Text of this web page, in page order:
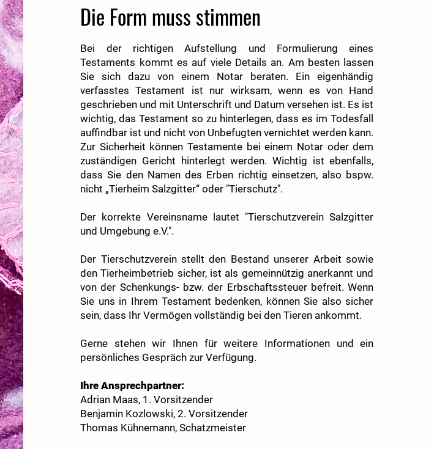
Die Form muss stimmen
Bei der richtigen Aufstellung und Formulierung eines
Testaments kommt es auf viele Details an. Am besten lassen
Sie sich dazu von einem Notar beraten. Ein eigenhändig
verfasstes Testament ist nur wirksam, wenn es von Hand
geschrieben und mit Unterschrift und Datum versehen ist. Es ist
wichtig, das Testament so zu hinterlegen, dass es im Todesfall
auffindbar ist und nicht von Unbefugten vernichtet werden kann.
Zur Sicherheit können Testamente bei einem Notar oder dem
zuständigen Gericht hinterlegt werden. Wichtig ist ebenfalls,
dass Sie den Namen des Erben richtig einsetzen, also bspw.
nicht „Tierheim Salzgitter“ oder "Tierschutz".
Der korrekte Vereinsname lautet "Tierschutzverein Salzgitter
und Umgebung e.V.".
Der Tierschutzverein stellt den Bestand unserer Arbeit sowie
den Tierheimbetrieb sicher, ist als gemeinnützig anerkannt und
von der Schenkungs- bzw. der Erbschaftssteuer befreit. Wenn
Sie uns in Ihrem Testament bedenken, können Sie also sicher
sein, dass Ihr Vermögen vollständig bei den Tieren ankommt.
Gerne stehen wir Ihnen für weitere Informationen und ein
persönliches Gespräch zur Verfügung.
Ihre Ansprechpartner:
Adrian Maas, 1. Vorsitzender
Benjamin Kozlowski, 2. Vorsitzender
Thomas Kühnemann, Schatzmeister